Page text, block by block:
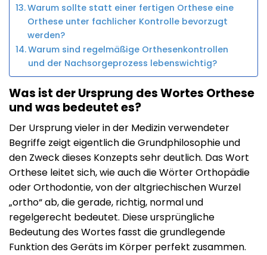
Warum sollte statt einer fertigen Orthese eine
Orthese unter fachlicher Kontrolle bevorzugt
werden?
Warum sind regelmäßige Orthesenkontrollen
und der Nachsorgeprozess lebenswichtig?
Was ist der Ursprung des Wortes Orthese
und was bedeutet es?
Der Ursprung vieler in der Medizin verwendeter
Begriffe zeigt eigentlich die Grundphilosophie und
den Zweck dieses Konzepts sehr deutlich. Das Wort
Orthese leitet sich, wie auch die Wörter Orthopädie
oder Orthodontie, von der altgriechischen Wurzel
„ortho“ ab, die gerade, richtig, normal und
regelgerecht bedeutet. Diese ursprüngliche
Bedeutung des Wortes fasst die grundlegende
Funktion des Geräts im Körper perfekt zusammen.